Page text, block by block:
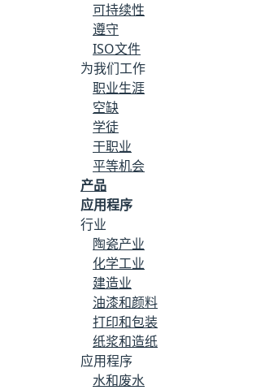
巴西（Português）
加拿大（Français）
智利（Español）
中华人民共和国（中文）
可持续性
遵守
ISO文件
为我们工作
职业生涯
空缺
学徒
干职业
平等机会
产品
应用程序
行业
陶瓷产业
化学工业
建造业
油漆和颜料
打印和包装
纸浆和造纸
应用程序
水和废水